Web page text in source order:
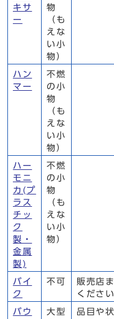
キサ
ー
物
（も
えな
い小
物）
ハン
マー
不燃
の小
物
（も
えな
い小
物）
ハー
モニ
カ(プ
ラス
チッ
ク
製・
金属
製)
不燃
の小
物
（も
えな
い小
物）
バイ
ク
不可
販売店
ください
バウ
大型
品目や